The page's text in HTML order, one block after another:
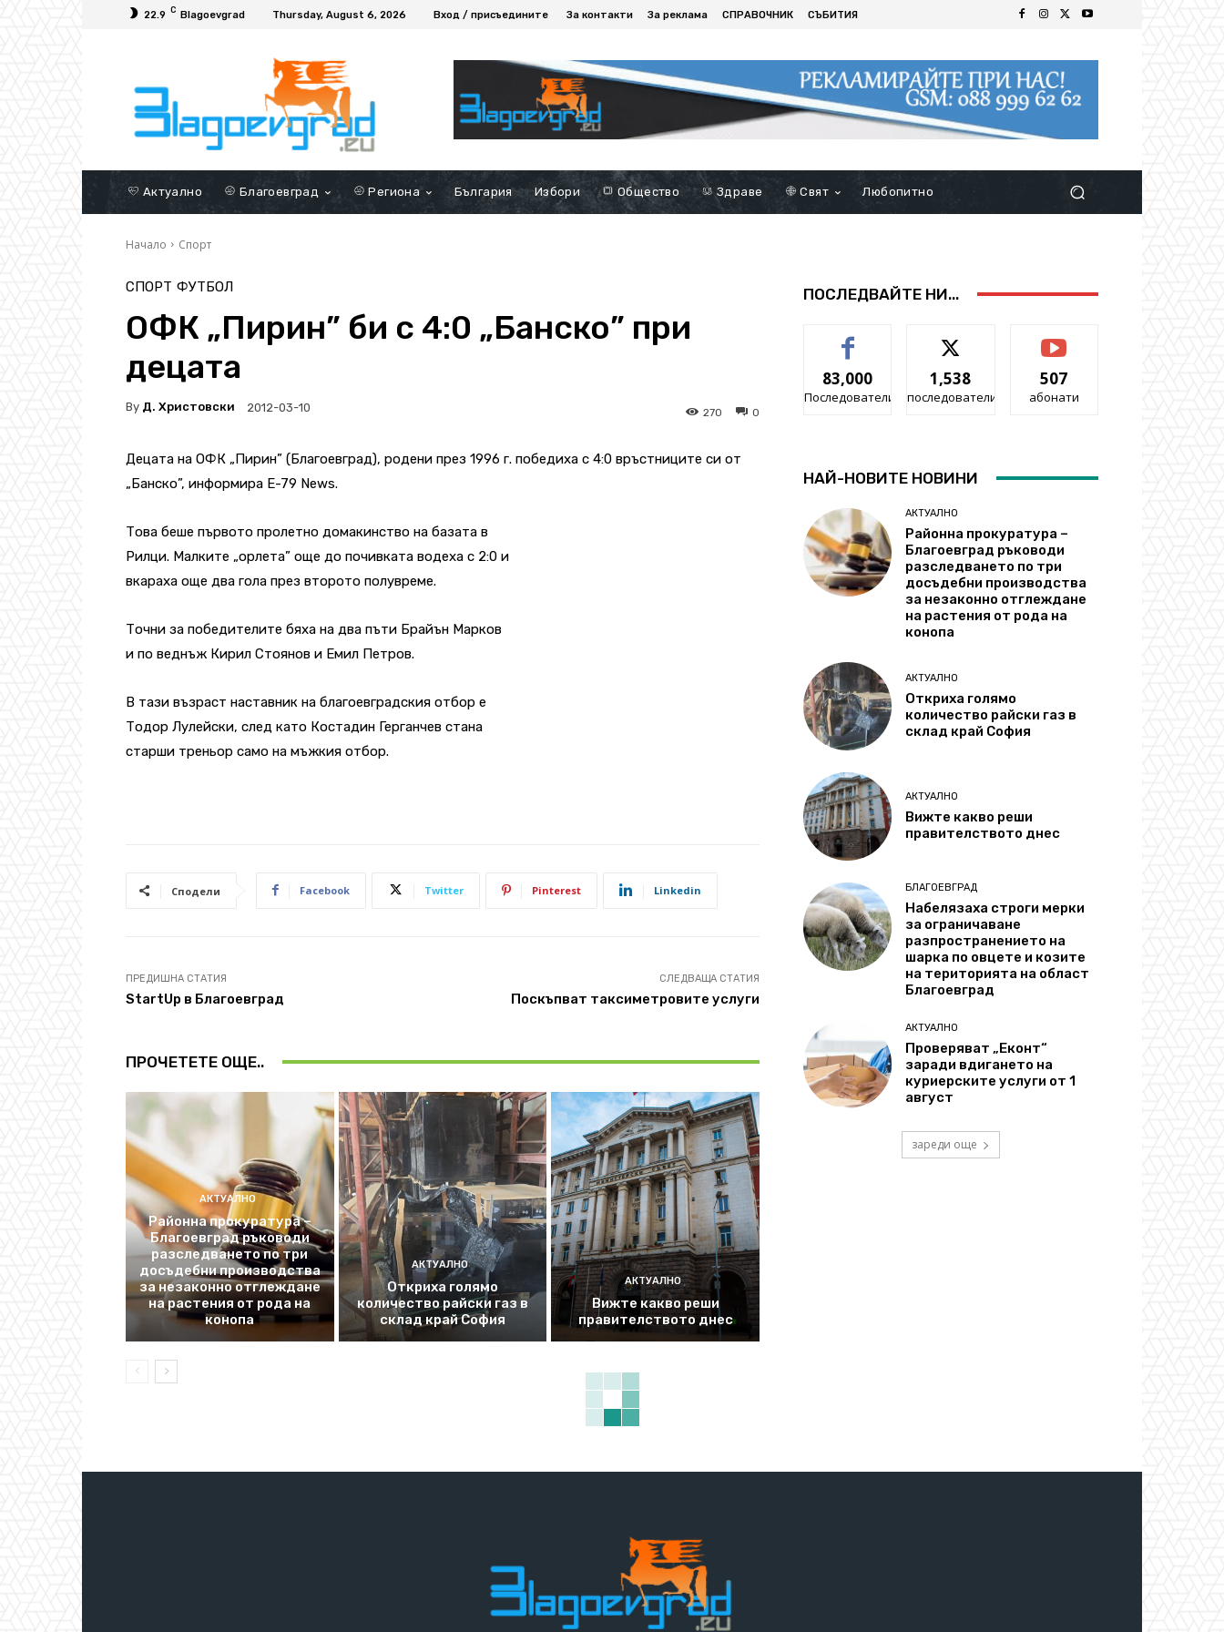
22.9 C Blagoevgrad Thursday, August 6, 2026 Вход / присъедините За контакти За реклама СПРАВОЧНИК СЪБИТИЯ
Актуално Благоевград Региона България Избори Общество Здраве Свят Любопитно
Начало Спорт
СПОРТ ФУТБОЛ
ОФК „Пирин” би с 4:0 „Банско” при
децата
By Д. Христовски 2012-03-10 0
270
Децата на ОФК „Пирин” (Благоевград), родени през 1996 г. победиха с 4:0 връстниците си от
„Банско”, информира E-79 News.
Това беше първото пролетно домакинство на базата в
Рилци. Малките „орлета” още до почивката водеха с 2:0 и
вкараха още два гола през второто полувреме.
Точни за победителите бяха на два пъти Брайън Марков
и по веднъж Кирил Стоянов и Емил Петров.
В тази възраст наставник на благоевградския отбор е
Тодор Лулейски, след като Костадин Герганчев стана
старши треньор само на мъжкия отбор.
Сподели Facebook Twitter Pinterest Linkedin
ПРЕДИШНА СТАТИЯ
StartUp в Благоевград
СЛЕДВАЩА СТАТИЯ
Поскъпват таксиметровите услуги
ПРОЧЕТЕТЕ ОЩЕ..
АКТУАЛНО
Районна прокуратура –
Благоевград ръководи
разследването по три
досъдебни производства
за незаконно отглеждане
на растения от рода на
конопа
АКТУАЛНО
Откриха голямо
количество райски газ в
склад край София
АКТУАЛНО
Вижте какво реши
правителството днес
ПОСЛЕДВАЙТЕ НИ...
83,000
Последователи
1,538
последователи
507
абонати
НАЙ-НОВИТЕ НОВИНИ
АКТУАЛНО
Районна прокуратура –
Благоевград ръководи
разследването по три
досъдебни производства
за незаконно отглеждане
на растения от рода на
конопа
АКТУАЛНО
Откриха голямо
количество райски газ в
склад край София
АКТУАЛНО
Вижте какво реши
правителството днес
БЛАГОЕВГРАД
Набелязаха строги мерки
за ограничаване
разпространението на
шарка по овцете и козите
на територията на област
Благоевград
АКТУАЛНО
Проверяват „Еконт“
заради вдигането на
куриерските услуги от 1
август
зареди още